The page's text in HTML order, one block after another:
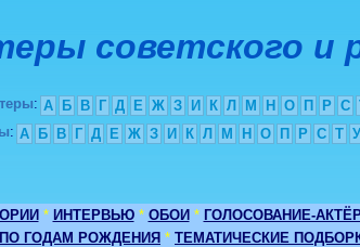
советского и
: А Б В Г Д Е Ж З И К Л М Н О П Р С
: А Б В Г Д Е Ж З И К Л М Н О П Р С Т У
* ИНТЕРВЬЮ * ОБОИ * ГОЛОСОВАНИЕ-
ГОДАМ РОЖДЕНИЯ * ТЕМАТИЧЕСКИЕ